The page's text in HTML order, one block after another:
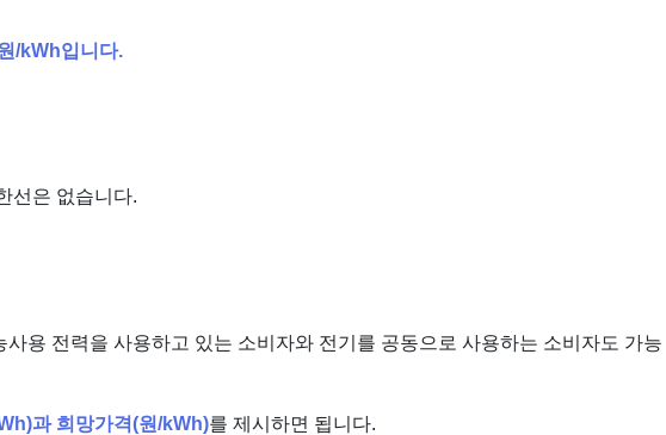
/kWh입니다.
선은 없습니다.
사용 전력을 사용하고 있는 소비자와 전기를 공동으로 사용하는 소비자도 가능
과 희망가격(원/kWh)를 제시하면 됩니다.